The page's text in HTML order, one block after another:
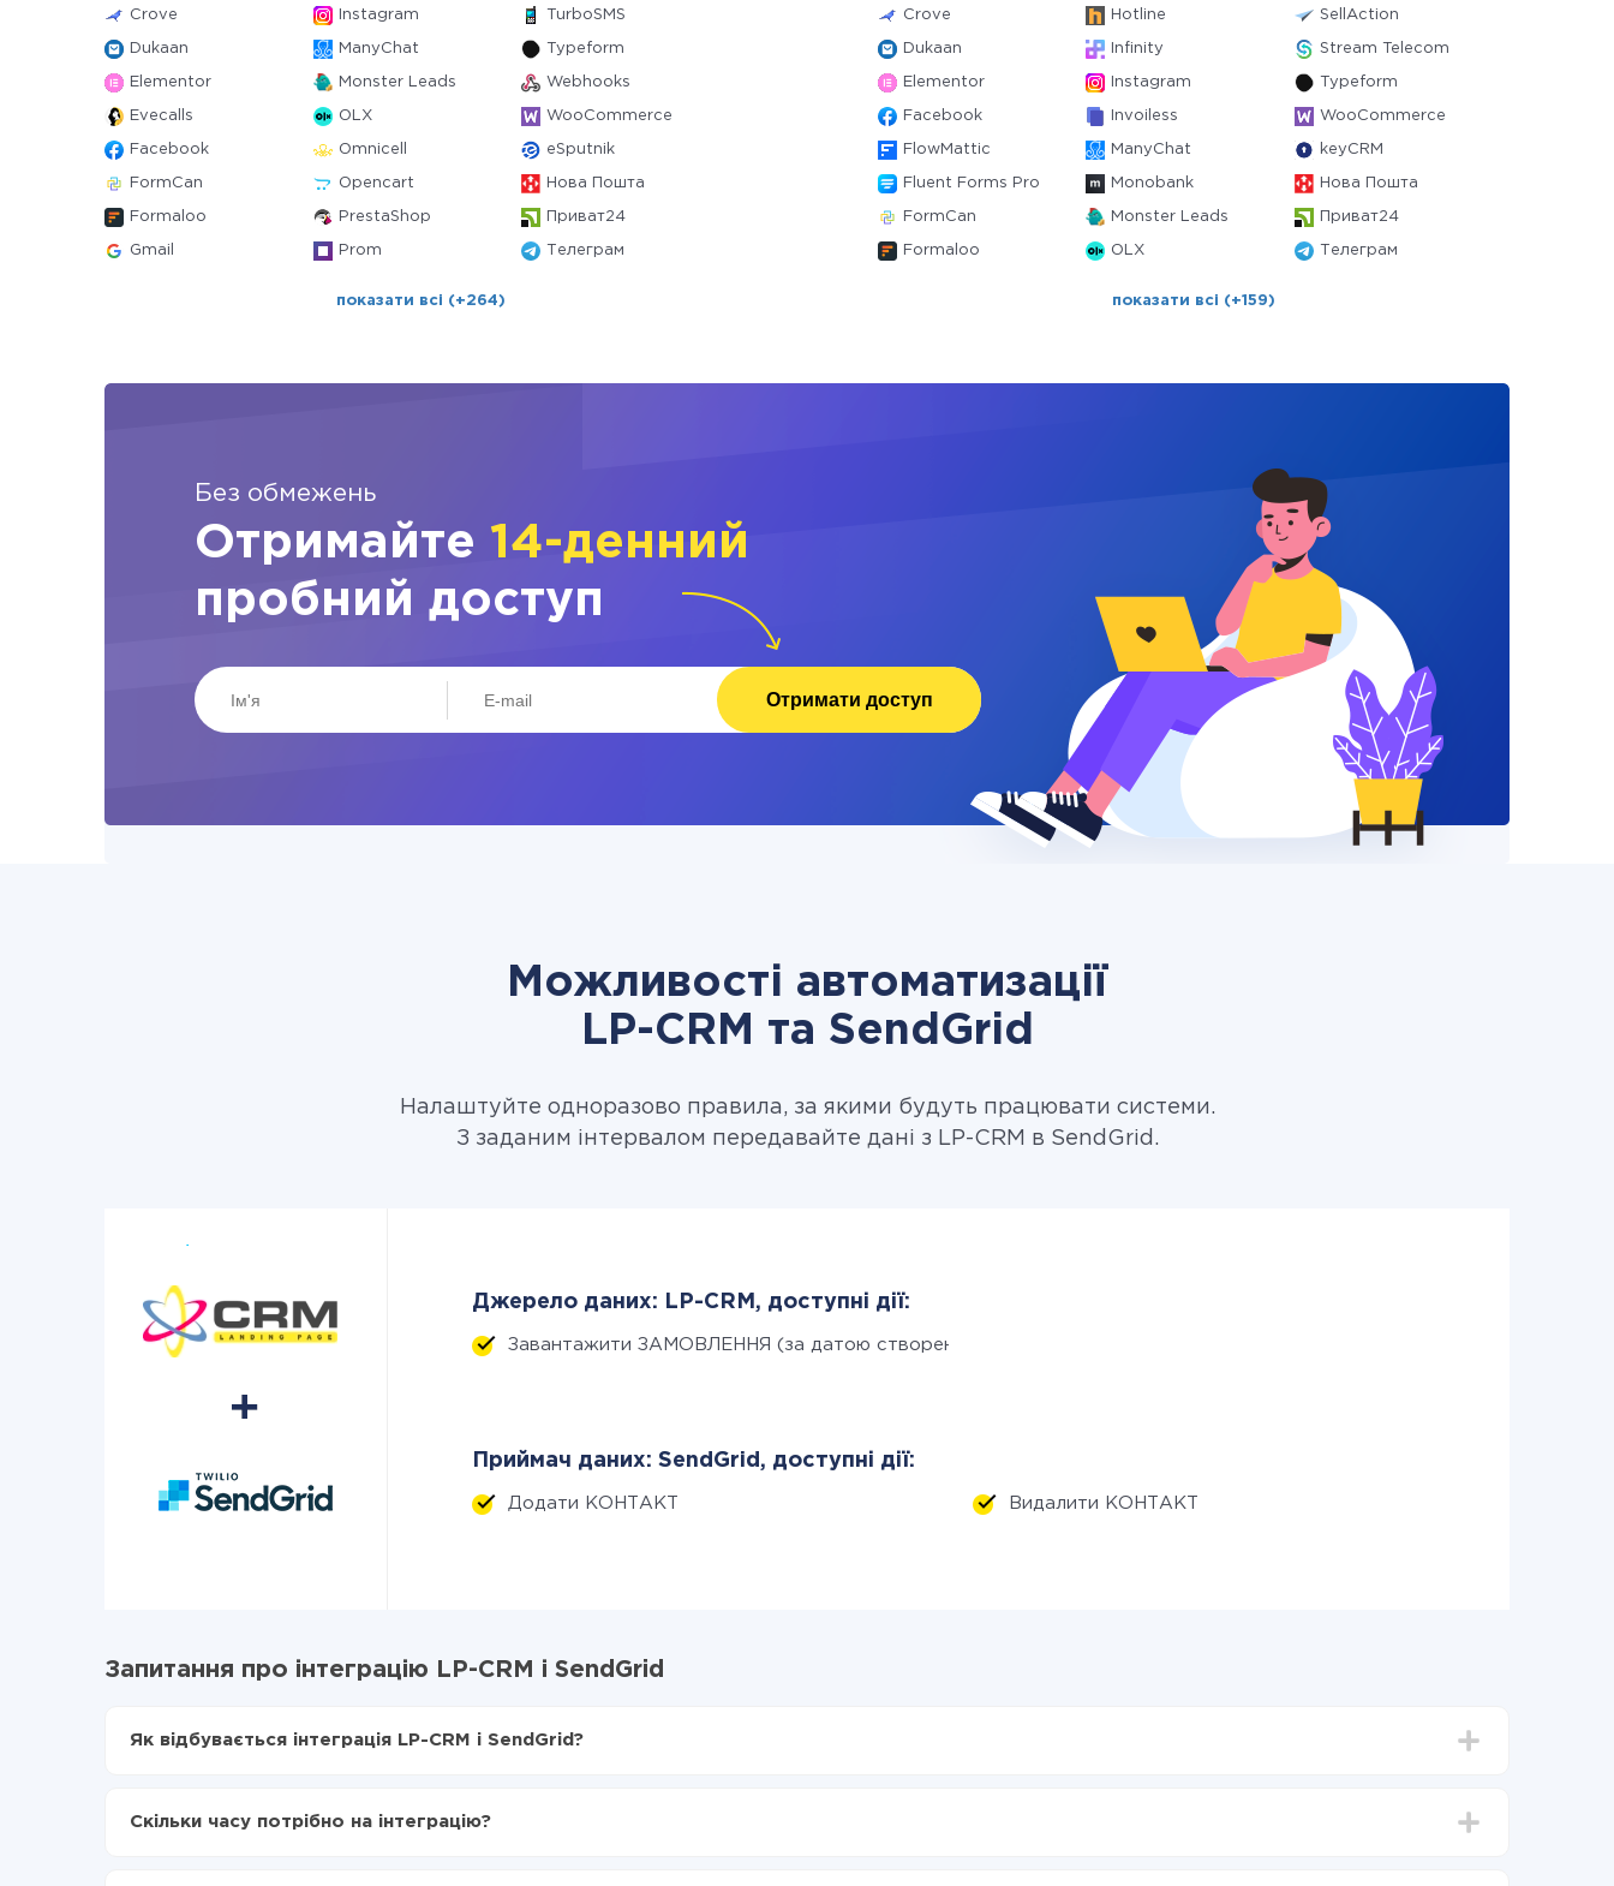
Crove Instagram TurboSMS
Dukaan ManyChat Typeform
Elementor Monster Leads Webhooks
Evecalls OLX WooCommerce
Facebook Omnicell eSputnik
FormCan Opencart Нова Пошта
Formaloo PrestaShop Приват24
Gmail Prom Телеграм
показати всі (+264)
Crove Hotline SellAction
Dukaan Infinity Stream Telecom
Elementor Instagram Typeform
Facebook Invoiless WooCommerce
FlowMattic ManyChat keyCRM
Fluent Forms Pro Monobank Нова Пошта
FormCan Monster Leads Приват24
Formaloo OLX Телеграм
показати всі (+159)
Без обмежень
Отримайте 14-денний
пробний доступ
Отримати доступ
Можливості автоматизації
LP-CRM та SendGrid
Налаштуйте одноразово правила, за якими будуть працювати системи.
З заданим інтервалом передавайте дані з LP-CRM в SendGrid.
Джерело даних: LP-CRM, доступні дії:
Завантажити ЗАМОВЛЕННЯ (за датою створення)
Приймач даних: SendGrid, доступні дії:
Додати КОНТАКТ Видалити КОНТАКТ
Запитання про інтеграцію LP-CRM і SendGrid
Як відбувається інтеграція LP-CRM і SendGrid?
Включаєте автооновлення
Скільки часу потрібно на інтеграцію?